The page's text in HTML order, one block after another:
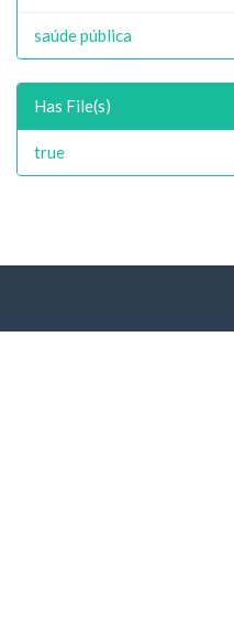
saúde pública
Has File(s)
true